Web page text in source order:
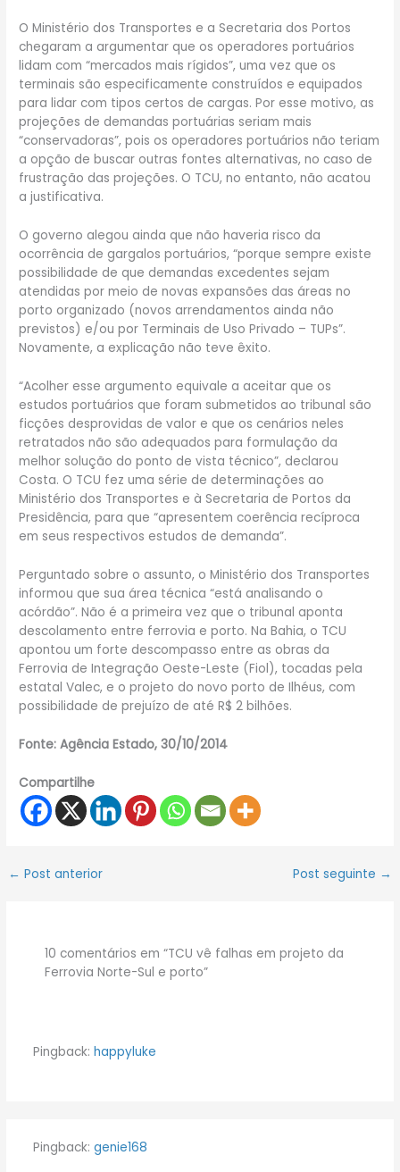
O Ministério dos Transportes e a Secretaria dos Portos
chegaram a argumentar que os operadores portuários
lidam com “mercados mais rígidos”, uma vez que os
terminais são especificamente construídos e equipados
para lidar com tipos certos de cargas. Por esse motivo, as
projeções de demandas portuárias seriam mais
“conservadoras”, pois os operadores portuários não teriam
a opção de buscar outras fontes alternativas, no caso de
frustração das projeções. O TCU, no entanto, não acatou
a justificativa.
O governo alegou ainda que não haveria risco da
ocorrência de gargalos portuários, “porque sempre existe
possibilidade de que demandas excedentes sejam
atendidas por meio de novas expansões das áreas no
porto organizado (novos arrendamentos ainda não
previstos) e/ou por Terminais de Uso Privado – TUPs”.
Novamente, a explicação não teve êxito.
“Acolher esse argumento equivale a aceitar que os
estudos portuários que foram submetidos ao tribunal são
ficções desprovidas de valor e que os cenários neles
retratados não são adequados para formulação da
melhor solução do ponto de vista técnico”, declarou
Costa. O TCU fez uma série de determinações ao
Ministério dos Transportes e à Secretaria de Portos da
Presidência, para que “apresentem coerência recíproca
em seus respectivos estudos de demanda”.
Perguntado sobre o assunto, o Ministério dos Transportes
informou que sua área técnica “está analisando o
acórdão”. Não é a primeira vez que o tribunal aponta
descolamento entre ferrovia e porto. Na Bahia, o TCU
apontou um forte descompasso entre as obras da
Ferrovia de Integração Oeste-Leste (Fiol), tocadas pela
estatal Valec, e o projeto do novo porto de Ilhéus, com
possibilidade de prejuízo de até R$ 2 bilhões.
Fonte: Agência Estado, 30/10/2014
Compartilhe
← Post anterior Post seguinte →
10 comentários em “TCU vê falhas em projeto da
Ferrovia Norte-Sul e porto”
Pingback: happyluke
Pingback: genie168